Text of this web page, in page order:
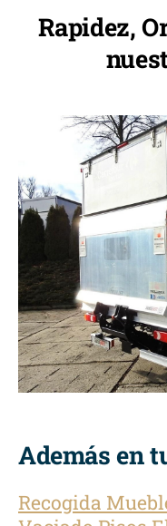
Rapidez,
Además en
Recogida